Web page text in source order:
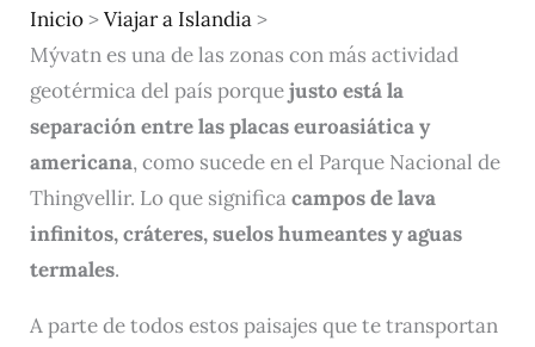
Inicio>Viajar a Islandia>
Mývatn es una de las zonas con más actividad
geotérmica del país porquejusto está la
separación entre las placas euroasiática y
americana, como sucede en el Parque Nacional de
Thingvellir. Lo que significacampos de lava
infinitos, cráteres, suelos humeantes y aguas
termales.
A parte de todos estos paisajes que te transportan